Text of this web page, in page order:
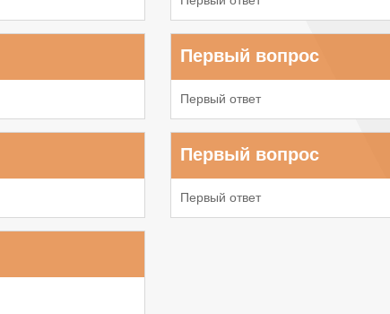
Первый вопрос
Первый ответ
Первый вопрос
Первый ответ